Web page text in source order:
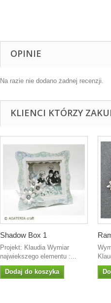
OPINIE
Na razie nie dodano żadnej recenzji.
KLIENCI KTÓRZY
Shadow Box 1
Projekt: Klaudia Wymiar
najwiekszego elementu :...
Dodaj do koszyka